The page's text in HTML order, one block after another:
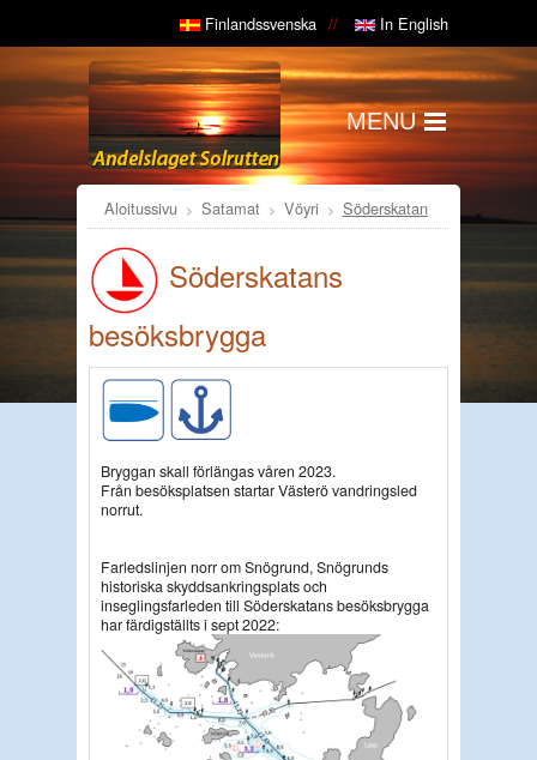
Finlandssvenska In English
MENU
Aloitussivu Satamat Vöyri Söderskatan
Söderskatans
besöksbrygga
Bryggan skall förlängas våren 2023.
Från besöksplatsen startar Västerö vandringsled
norrut.
Farledslinjen norr om Snögrund, Snögrunds
historiska skyddsankringsplats och
inseglingsfarleden till Söderskatans besöksbrygga
har färdigställts i sept 2022: